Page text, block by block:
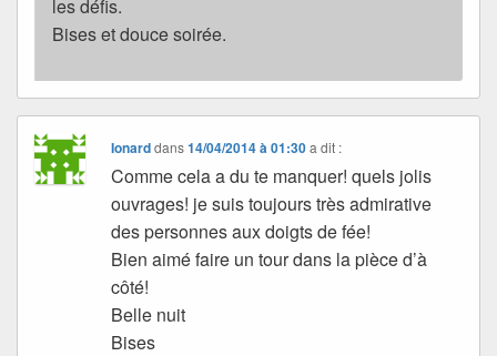
les défis.
Bises et douce soirée.
Ionarddans14/04/2014 à 01:30 a dit :
Comme cela a du te manquer! quels jolis
ouvrages! je suis toujours très admirative
des personnes aux doigts de fée!
Bien aimé faire un tour dans la pièce d’à
côté!
Belle nuit
Bises